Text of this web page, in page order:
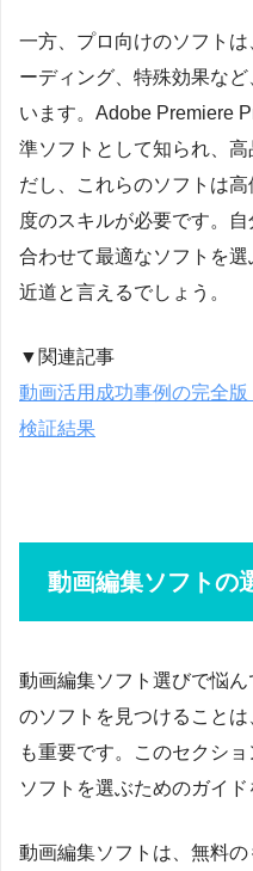
一方、プロ向けのソフト
ーディング、特殊効果な
います。Adobe Premiere
準ソフトとして知られ、
だし、これらのソフトは
度のスキルが必要です。
合わせて最適なソフトを
近道と言えるでしょう。
▼関連記事
動画活用成功事例の完全
検証結果
動画編集ソフトの
動画編集ソフト選びで悩
のソフトを見つけること
も重要です。このセクシ
ソフトを選ぶためのガイド
動画編集ソフトは、無料